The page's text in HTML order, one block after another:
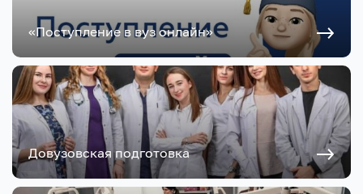
«Поступление в вуз онлайн»
Довузовская подготовка